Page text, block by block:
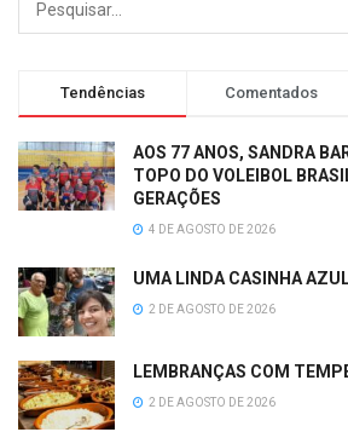
Tendências Comentados
AOS 77 ANOS, SANDRA
TOPO DO VOLEIBOL
GERAÇÕES
4 DE AGOSTO DE 2026
UMA LINDA CASINHA
2 DE AGOSTO DE 2026
LEMBRANÇAS COM
2 DE AGOSTO DE 2026